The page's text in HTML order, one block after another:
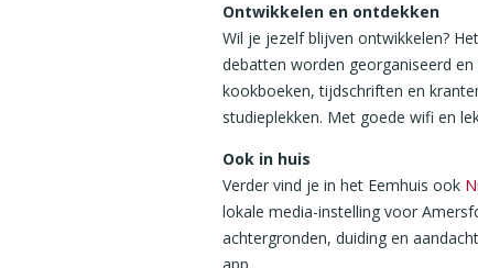
Ontwikkelen en ontdekken
Wil je jezelf blijven ontwikkelen?
debatten worden georganiseerd
kookboeken, tijdschriften en
studieplekken. Met goede wifi en
Ook in huis
Verder vind je in het Eemhuis ook
lokale media-instelling voor
achtergronden, duiding en